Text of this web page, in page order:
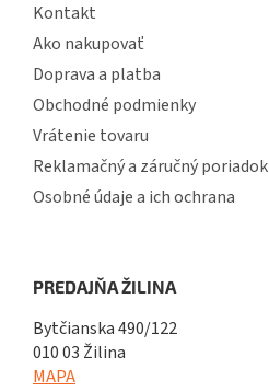
Kontakt
Ako nakupovať
Doprava a platba
Obchodné podmienky
Vrátenie tovaru
Reklamačný a záručný poriadok
Osobné údaje a ich ochrana
PREDAJŇA ŽILINA
Bytčianska 490/122
010 03 Žilina
MAPA